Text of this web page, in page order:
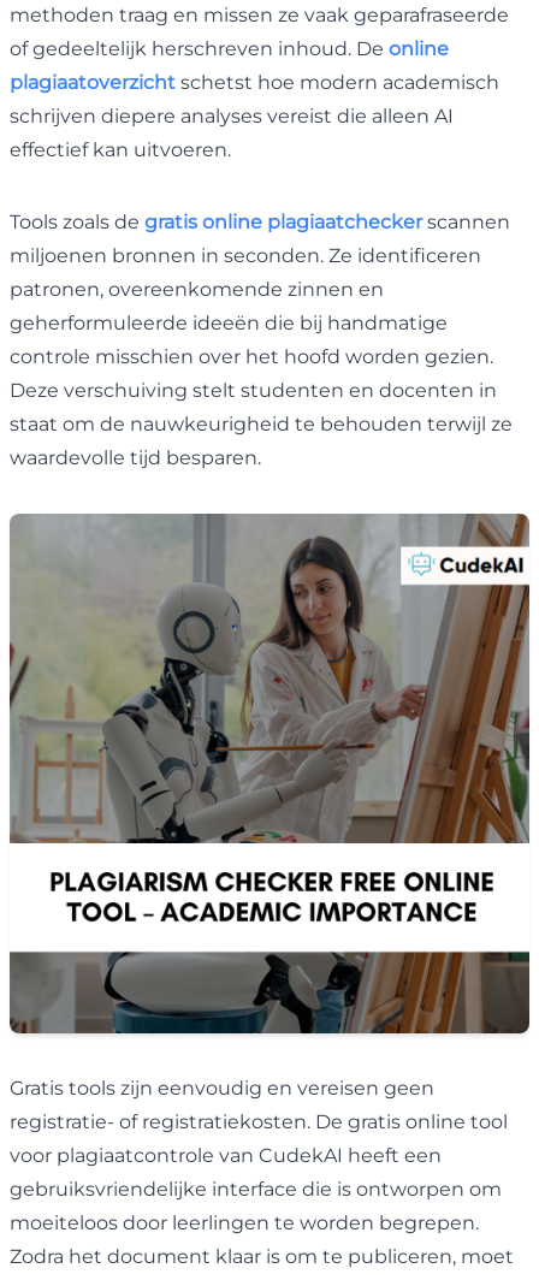
methoden traag en missen ze vaak geparafraseerde
of gedeeltelijk herschreven inhoud. De online
plagiaatoverzicht schetst hoe modern academisch
schrijven diepere analyses vereist die alleen AI
effectief kan uitvoeren.
Tools zoals de gratis online plagiaatcheckerscannen
miljoenen bronnen in seconden. Ze identificeren
patronen, overeenkomende zinnen en
geherformuleerde ideeën die bij handmatige
controle misschien over het hoofd worden gezien.
Deze verschuiving stelt studenten en docenten in
staat om de nauwkeurigheid te behouden terwijl ze
waardevolle tijd besparen.
Gratis tools zijn eenvoudig en vereisen geen
registratie- of registratiekosten. De gratis online tool
voor plagiaatcontrole van CudekAI heeft een
gebruiksvriendelijke interface die is ontworpen om
moeiteloos door leerlingen te worden begrepen.
Zodra het document klaar is om te publiceren, moet